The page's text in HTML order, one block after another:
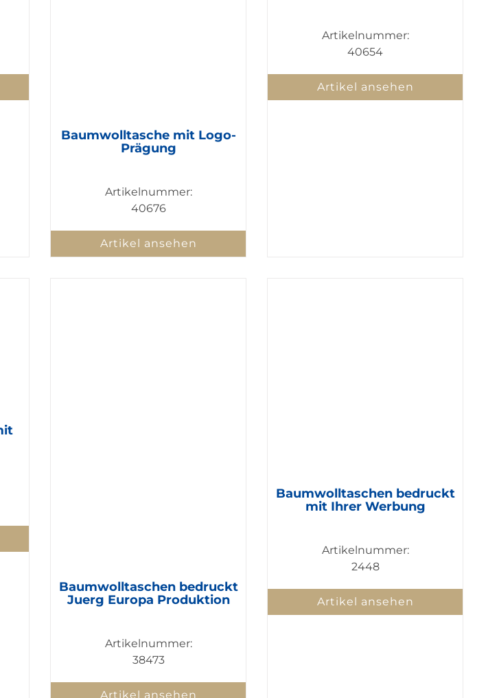
Baumwolltasche mit Logo-
Prägung
Artikelnummer:
40676
Artikel ansehen
Artikelnummer:
40654
Artikel ansehen
Baumwolltaschen bedruckt
Juerg Europa Produktion
Artikelnummer:
38473
Artikel ansehen
Baumwolltaschen bedruckt
mit Ihrer Werbung
Artikelnummer:
2448
Artikel ansehen